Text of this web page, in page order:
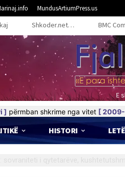
MundusArtiumPress.us
Shkoder.net… BMC
E
] përmban shkrime nga vitet [
HISTORI